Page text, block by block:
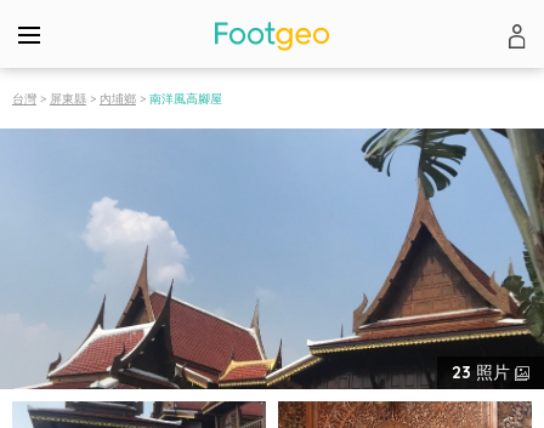
台灣 > 屏東縣 > 內埔鄉 > 南洋風高腳屋
23 照片